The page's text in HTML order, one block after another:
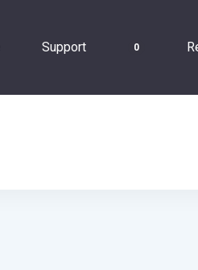
Support 0